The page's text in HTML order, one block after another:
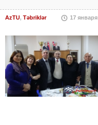
AzTU, Təbriklər 17 января